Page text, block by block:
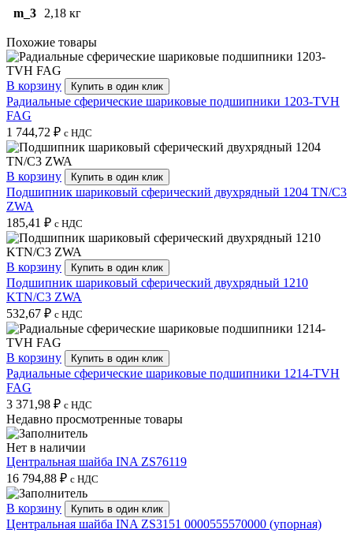
m_3 2,18 кг
Похожие товары
В корзину Купить в один клик
Радиальные сферические шариковые подшипники 1203-TVH
FAG
1 744,72 ₽ с НДС
В корзину Купить в один клик
Подшипник шариковый сферический двухрядный 1204 TN/C3
ZWA
185,41 ₽ с НДС
В корзину Купить в один клик
Подшипник шариковый сферический двухрядный 1210
KTN/C3 ZWA
532,67 ₽ с НДС
В корзину Купить в один клик
Радиальные сферические шариковые подшипники 1214-TVH
FAG
3 371,98 ₽ с НДС
Недавно просмотренные товары
Нет в наличии
Центральная шайба INA ZS76119
16 794,88 ₽ с НДС
В корзину Купить в один клик
Центральная шайба INA ZS3151 0000555570000 (упорная)